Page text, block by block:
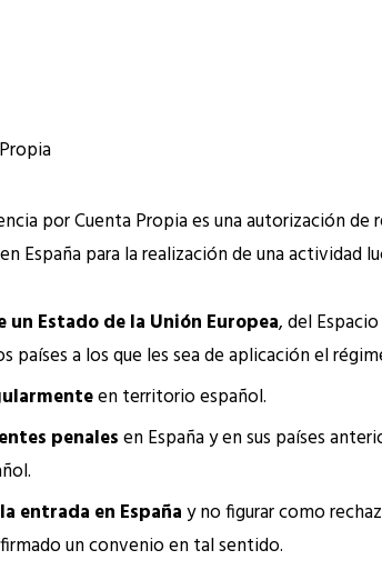
por Cuenta Propia es una autorización
en España para la realización de una actividad
un Estado de la Unión Europea, del
países a los que les sea de aplicación el
en territorio español.
penalesen España y en sus países
entrada en Españay no figurar como
un convenio en tal sentido.